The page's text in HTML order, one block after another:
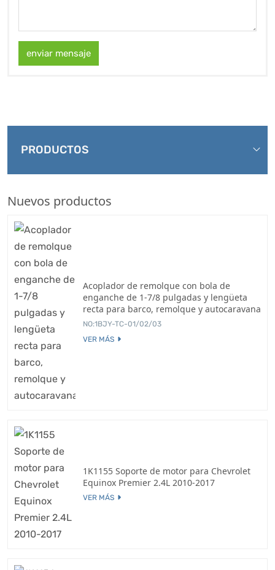
enviar mensaje
PRODUCTOS
Nuevos productos
Acoplador de remolque con bola de
enganche de 1-7/8 pulgadas y lengüeta
recta para barco, remolque y autocaravana
NO:1BJY-TC-01/02/03
VER MÁS
1K1155 Soporte de motor para Chevrolet
Equinox Premier 2.4L 2010-2017
VER MÁS